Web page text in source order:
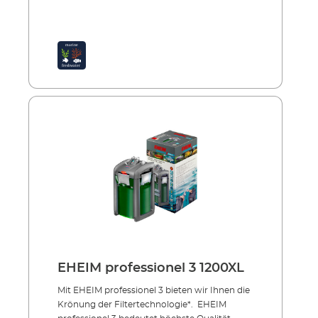
EHEIM professionel 3 1200XL
Mit EHEIM professionel 3 bieten wir Ihnen die
Krönung der Filtertechnologie*. EHEIM